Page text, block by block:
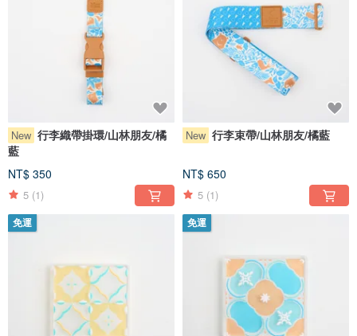
New 行李織帶掛環/山林朋友/橘
藍
NT$ 350
5 (1)
New 行李束帶/山林朋友/橘藍
NT$ 650
5 (1)
免運 免運